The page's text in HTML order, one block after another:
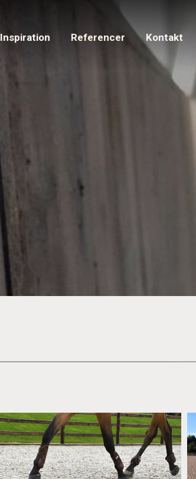
Inspiration Referencer Kontakt